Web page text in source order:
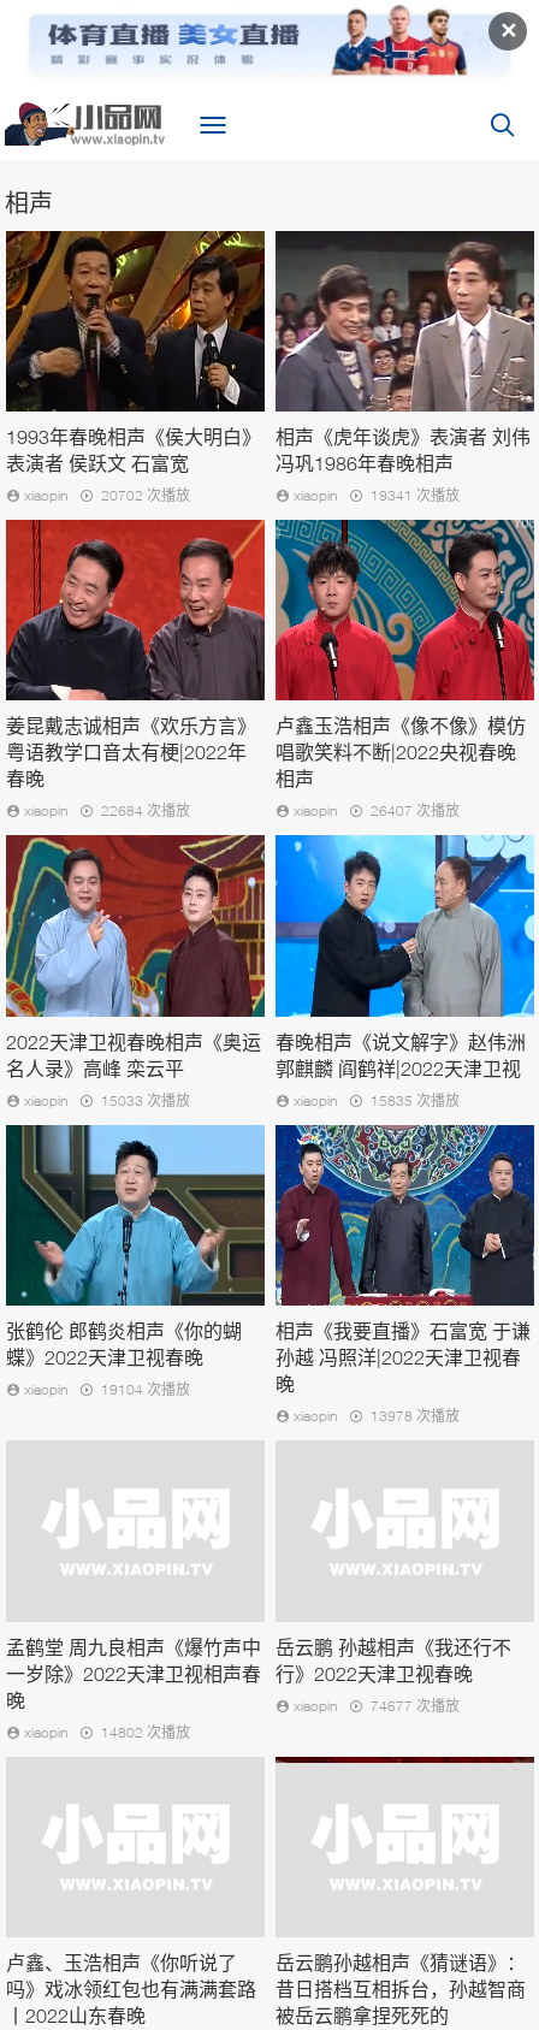
✕
相声
1993年春晚相声《侯大明白》
表演者 侯跃文 石富宽
xiaopin 20702 次播放
相声《虎年谈虎》表演者 刘伟
冯巩1986年春晚相声
xiaopin 19341 次播放
姜昆戴志诚相声《欢乐方言》
粤语教学口音太有梗|2022年
春晚
xiaopin 22684 次播放
卢鑫玉浩相声《像不像》模仿
唱歌笑料不断|2022央视春晚
相声
xiaopin 26407 次播放
2022天津卫视春晚相声《奥运
名人录》高峰 栾云平
xiaopin 15033 次播放
春晚相声《说文解字》赵伟洲
郭麒麟 阎鹤祥|2022天津卫视
xiaopin 15835 次播放
张鹤伦 郎鹤炎相声《你的蝴
蝶》2022天津卫视春晚
xiaopin 19104 次播放
相声《我要直播》石富宽 于谦
孙越 冯照洋|2022天津卫视春
晚
xiaopin 13978 次播放
孟鹤堂 周九良相声《爆竹声中
一岁除》2022天津卫视相声春
晚
xiaopin 14802 次播放
岳云鹏 孙越相声《我还行不
行》2022天津卫视春晚
xiaopin 74677 次播放
卢鑫、玉浩相声《你听说了
吗》戏冰领红包也有满满套路
丨2022山东春晚
岳云鹏孙越相声《猜谜语》：
昔日搭档互相拆台，孙越智商
被岳云鹏拿捏死死的